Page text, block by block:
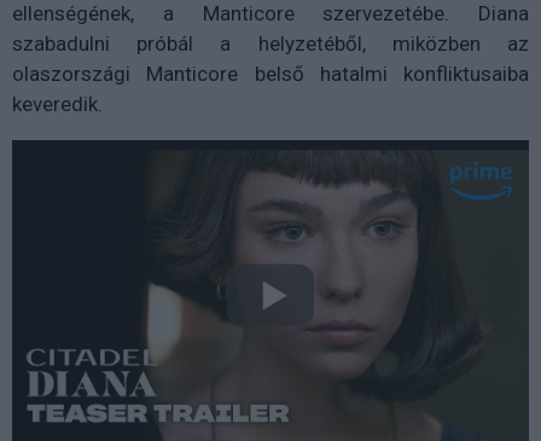
ellenségének, a Manticore szervezetébe. Diana
szabadulni próbál a helyzetéből, miközben az
olaszországi Manticore belső hatalmi konfliktusaiba
keveredik.